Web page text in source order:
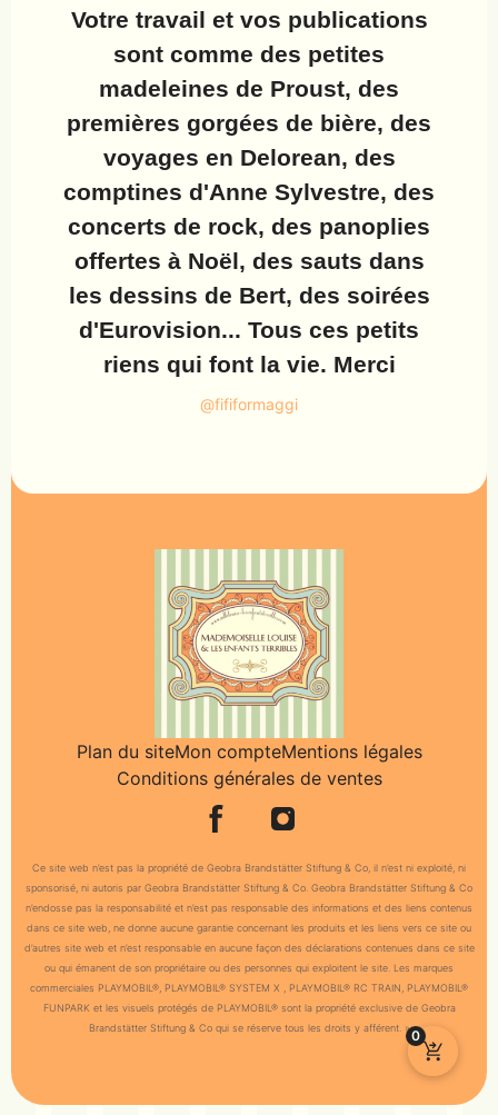
Votre travail et vos publications
sont comme des petites
madeleines de Proust, des
premières gorgées de bière, des
voyages en Delorean, des
comptines d'Anne Sylvestre, des
concerts de rock, des panoplies
offertes à Noël, des sauts dans
les dessins de Bert, des soirées
d'Eurovision... Tous ces petits
riens qui font la vie. Merci
@fififormaggi
Plan du siteMon compteMentions légales
Conditions générales de ventes
Ce site web n’est pas la propriété de Geobra Brandstätter Stiftung & Co, il n’est ni exploité, ni
sponsorisé, ni autoris par Geobra Brandstätter Stiftung & Co. Geobra Brandstätter Stiftung & Co
n’endosse pas la responsabilité et n’est pas responsable des informations et des liens contenus
dans ce site web, ne donne aucune garantie concernant les produits et les liens vers ce site ou
d’autres site web et n’est responsable en aucune façon des déclarations contenues dans ce site
ou qui émanent de son propriétaire ou des personnes qui exploitent le site. Les marques
commerciales PLAYMOBIL®, PLAYMOBIL® SYSTEM X , PLAYMOBIL® RC TRAIN, PLAYMOBIL®
FUNPARK et les visuels protégés de PLAYMOBIL® sont la propriété exclusive de Geobra
Brandstätter Stiftung & Co qui se réserve tous les droits y afférent. »0